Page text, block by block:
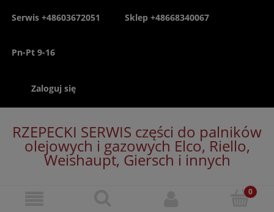
Serwis +48603672051 Sklep +48668340067
Pn-Pt 9-16
Zaloguj się
RZEPECKI SERWIS części do palników
olejowych i gazowych Elco, Riello,
Weishaupt, Giersch i innych